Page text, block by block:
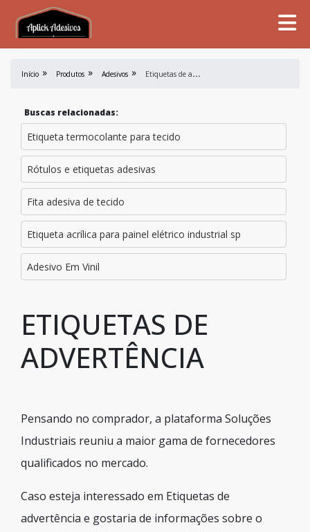
Início Produtos Adesivos E
tiquetas de advertência
Buscas relacionadas:
Etiqueta termocolante para tecido
Rótulos e etiquetas adesivas
Fita adesiva de tecido
Etiqueta acrílica para painel elétrico industrial sp
Adesivo Em Vinil
ETIQUETAS DE
ADVERTÊNCIA
Pensando no comprador, a plataforma Soluções
Industriais reuniu a maior gama de fornecedores
qualificados no mercado.
Caso esteja interessado em Etiquetas de
advertência e gostaria de informações sobre o